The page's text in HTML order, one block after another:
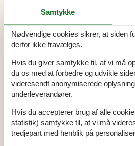
Alle faciliteter
Hus Info
Antal børn 2
Antal husdyr 1
Antal voksne 4
Bruser
Grundareal 795 m²
Husareal 80 m²
Renoveringsår 1997
WC
Samtykke
Nødvendige cookies sikrer, at siden
derfor ikke fravælges.
Hvis du giver samtykke til, at vi må
du os med at forbedre og udvikle
videresendt anonymiserede
underleverandører.
Hvis du accepterer brug af alle
statistik) samtykke til, at vi må
tredjepart med henblik på